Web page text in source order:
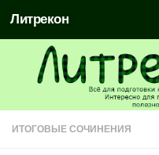
Литрекон
ИТОГОВЫЕ СОЧИНЕНИЯ